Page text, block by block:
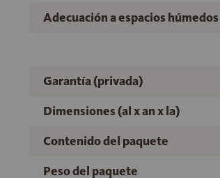
Adecuación a espacios húmedos
Garantía (privada)
Dimensiones (al x an x la)
Contenido del paquete
Peso del paquete